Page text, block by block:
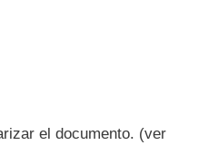
el documento. (ver